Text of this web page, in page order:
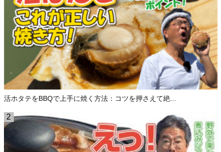
活ホタテをBBQで上手に焼く方法：コツを押さえて絶...